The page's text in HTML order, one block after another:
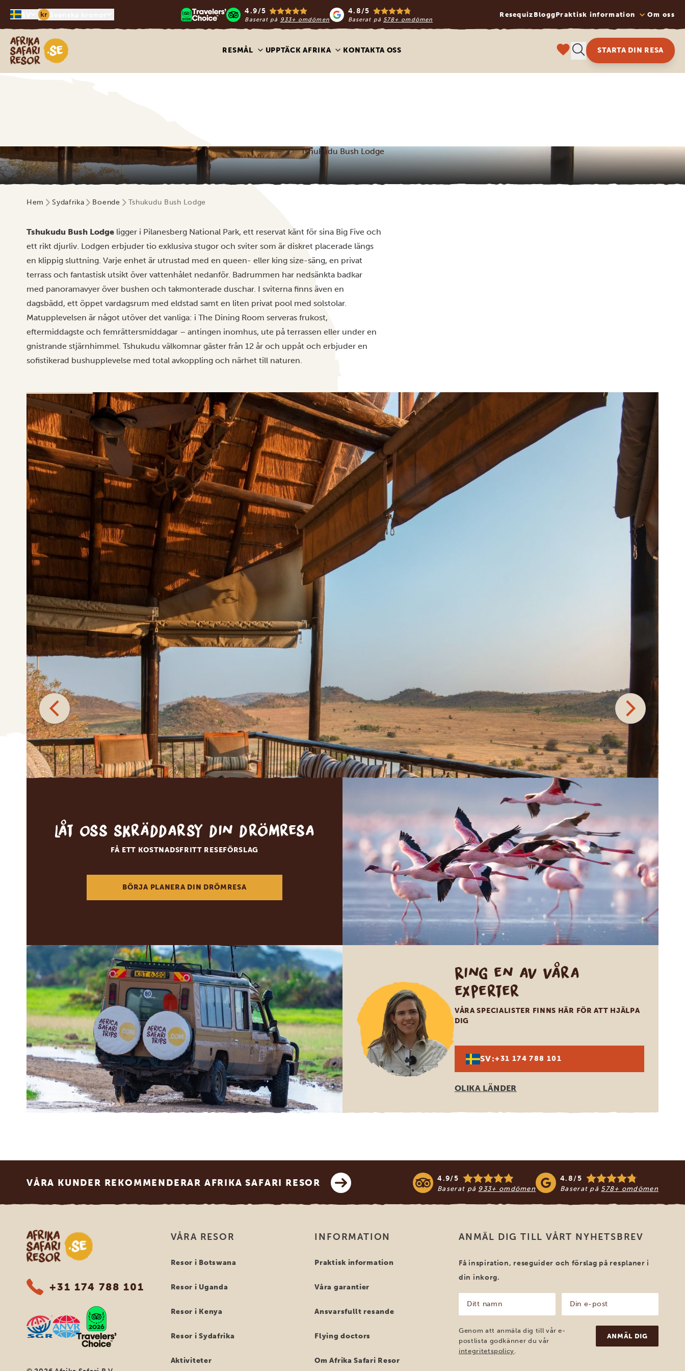
Denna webbplats använder cookies
Vi använder enhetsidentifierare för att anpassa innehållet och annonserna till användarna,
tillhandahålla funktioner för sociala medier och analysera vår trafik. Vi vidarebefordrar även
sådana identifierare och annan information från din enhet till de sociala medier och annons-
och analysföretag som vi samarbetar med. Dessa kan i sin tur kombinera informationen med
annan information som du har tillhandahållit eller som de har samlat in när du har använt
deras tjänster.
Tillåt alla
kr 4.9/5
Baserat på 933+ omdömen
4.8/5
Baserat på 578+ omdömen
Resequiz BloggPraktisk information Om oss
Safari-resor i Afrika
RESMÅL UPPTÄCK AFRIKA KONTAKTA OSS STARTA DIN RESA
Tshukudu Bush Lodge
Hem Sydafrika Boende Tshukudu Bush Lodge
Tshukudu Bush Lodge ligger i Pilanesberg National Park, ett reservat känt för sina Big Five och
ett rikt djurliv. Lodgen erbjuder tio exklusiva stugor och sviter som är diskret placerade längs
en klippig sluttning. Varje enhet är utrustad med en queen- eller king size-säng, en privat
terrass och fantastisk utsikt över vattenhålet nedanför. Badrummen har nedsänkta badkar
med panoramavyer över bushen och takmonterade duschar. I sviterna finns även en
dagsbädd, ett öppet vardagsrum med eldstad samt en liten privat pool med solstolar.
Matupplevelsen är något utöver det vanliga: i The Dining Room serveras frukost,
eftermiddagste och femrättersmiddagar – antingen inomhus, ute på terrassen eller under en
gnistrande stjärnhimmel. Tshukudu välkomnar gäster från 12 år och uppåt och erbjuder en
sofistikerad bushupplevelse med total avkoppling och närhet till naturen.
Låt oss skräddarsy din drömresa
FÅ ETT KOSTNADSFRITT RESEFÖRSLAG
BÖRJA PLANERA DIN DRÖMRESA
Ring en av våra
experter
VÅRA SPECIALISTER FINNS HÄR FÖR ATT HJÄLPA
DIG
SV:+31 174 788 101
OLIKA LÄNDER
VÅRA KUNDER REKOMMENDERAR AFRIKA SAFARI RESOR 4.9/5
Baserat på 933+ omdömen
4.8/5
Baserat på 578+ omdömen
Safari-resor i Afrika
+31 174 788 101
VÅRA RESOR
Resor i Botswana
Resor i Uganda
Resor i Kenya
Resor i Sydafrika
Aktiviteter
INFORMATION
Praktisk information
Våra garantier
Ansvarsfullt resande
Flying doctors
Om Afrika Safari Resor
ANMÄL DIG TILL VÅRT NYHETSBREV
Få inspiration, reseguider och förslag på resplaner i
din inkorg.
namn
(Obligatoriskt)
post
(Obligatoriskt)
Genom att anmäla dig till vår e-
postlista godkänner du vår
integritetspolicy.